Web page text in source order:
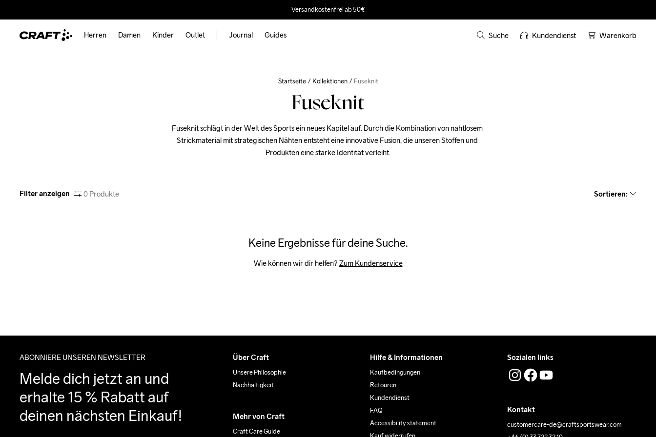
Versandkostenfrei ab 50€
Herren Damen Kinder Outlet Journal Guides Suche Kundendienst Warenkorb
Startseite Kollektionen Fuseknit
Fuseknit
Fuseknit schlägt in der Welt des Sports ein neues Kapitel auf. Durch die Kombination von nahtlosem
Strickmaterial mit strategischen Nähten entsteht eine innovative Fusion, die unseren Stoffen und
Produkten eine starke Identität verleiht.
Filter anzeigen 0 Produkte Sortieren:
Keine Ergebnisse für deine Suche.
Wie können wir dir helfen? Zum Kundenservice
ABONNIERE UNSEREN NEWSLETTER
Melde dich jetzt an und
erhalte 15 % Rabatt auf
deinen nächsten Einkauf!
Über Craft
Unsere Philosophie
Nachhaltigkeit
Mehr von Craft
Craft Care Guide
Hilfe & Informationen
Kaufbedingungen
Retouren
Kundendienst
FAQ
Accessibility statement
Sozialen links
Kontakt
customercare-de@craftsportswear.com